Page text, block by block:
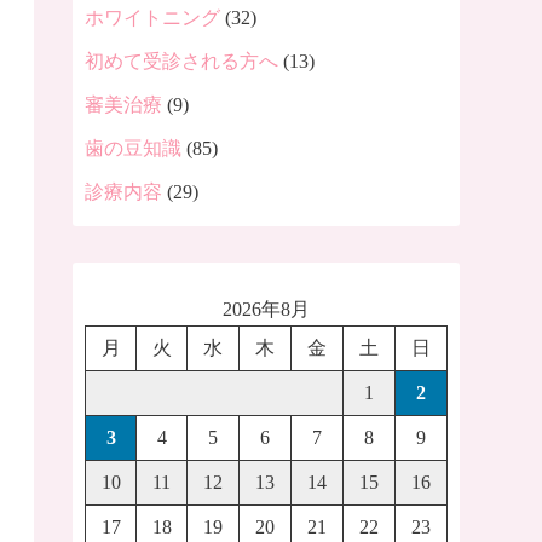
ホワイトニング (32)
初めて受診される方へ (13)
審美治療 (9)
歯の豆知識 (85)
診療内容 (29)
2026年8月
月
火 水 木 金 土 日
1 2
3 4 5 6 7 8 9
10 11 12 13 14 15 16
17 18 19 20 21 22 23